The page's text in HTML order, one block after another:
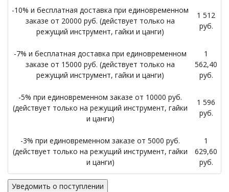
-10% и бесплатная доставка при единовременном
заказе от 20000 руб. (действует только на
режущий инструмент, гайки и цанги)
1 512
руб.
-7% и бесплатная доставка при единовременном
заказе от 15000 руб. (действует только на
режущий инструмент, гайки и цанги)
1
562,40
руб.
-5% при единовременном заказе от 10000 руб.
(действует только на режущий инструмент, гайки
и цанги)
1 596
руб.
-3% при единовременном заказе от 5000 руб.
(действует только на режущий инструмент, гайки
и цанги)
1
629,60
руб.
Уведомить о поступлении